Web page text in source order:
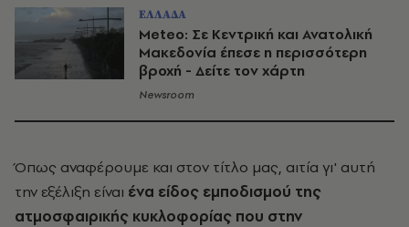
ΕΛΛΑΔΑ
Meteo: Σε Κεντρική και Ανατολική
Μακεδονία έπεσε η περισσότερη
βροχή - Δείτε τον χάρτη
Newsroom
Όπως αναφέρουμε και στον τίτλο μας, αιτία γι' αυτή
την εξέλιξη είναι ένα είδος εμποδισμού της
ατμοσφαιρικής κυκλοφορίας που στην